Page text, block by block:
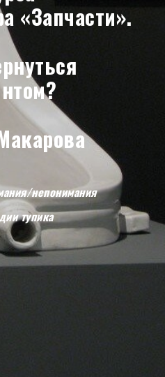
«Запчасти».
непонимания
тупика